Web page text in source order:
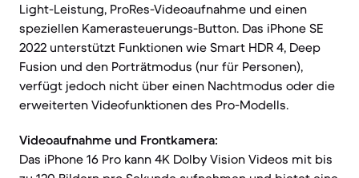
Light-Leistung, ProRes-Videoaufnahme und einen
speziellen Kamerasteuerungs-Button. Das iPhone SE
2022 unterstützt Funktionen wie Smart HDR 4, Deep
Fusion und den Porträtmodus (nur für Personen),
verfügt jedoch nicht über einen Nachtmodus oder die
erweiterten Videofunktionen des Pro-Modells.
Videoaufnahme und Frontkamera:
Das iPhone 16 Pro kann 4K Dolby Vision Videos mit bis